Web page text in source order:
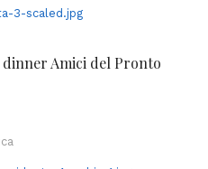
dinner Amici del Pronto